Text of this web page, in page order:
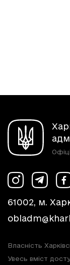
61002, м.
Власність
Увесь вміст